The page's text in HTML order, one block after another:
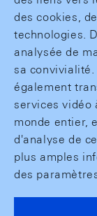
des cookies,
technologies.
analysée de
sa
également
services vidéo
monde entier,
d'analyse de
plus amples
des